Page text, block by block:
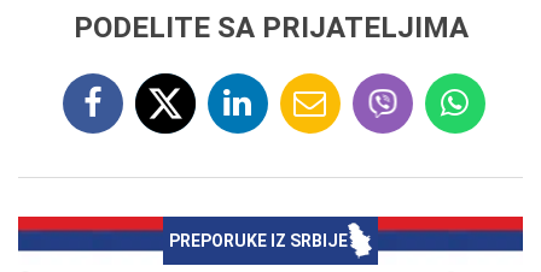
PODELITE SA PRIJATELJIMA
PREPORUKE IZ SRBIJE